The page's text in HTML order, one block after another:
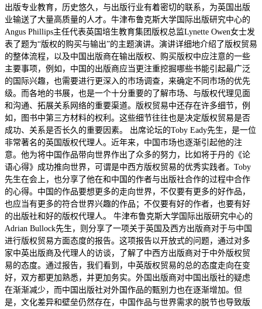
出版专业教育，历史悠久，与出版行业有着密切的联系，为英国出版
业输送了大量高质量的人才。牛津布鲁克斯大学国际出版研究中心的
Angus Phillips主任代表英国培生教育集团版权总监Lynette Owen女士发
表了题为“版权的购买与输出”的主题演讲。演讲详细地介绍了版权贸易
的整体流程，以及中国出版商在输出版权、购买版权中应注意的一些
主要事项，例如，中国的出版商应当更注重挖掘哪些书能引起最广泛
的国际兴趣，也需要进行更深入的市场调查，来确定不同市场的优先
级。而各地的书展，也是一个十分重要的了解市场、与版权代理见面
和沟通、拓展关系网络的重要渠道。版权贸易中还存在许多细节，例
如，图书中第三方材料的权利。这些细节往往也是决定版权贸易是否
成功、关系是否长久的重要因素。 出席论坛的Toby Eady先生，是一位
非常著名的英国版权代理人。近年来，中国市场也逐渐引起他的注
意。他为将中国作品带向世界作出了众多的努力，比如将于丹的《论
语心得》成功推向世界，可谓是中西方版权贸易的优秀实践者。Toby
先生在会上，也分享了他在和中国的作者与出版社合作的过程中合作
的心得。中国的作品要想更多的走向世界，不仅要有更多的好作品，
也应当有更多的符合世界兴趣的作品；不仅要有好的作者，也要有好
的出版社和好的版权代理人。 牛津布鲁克斯大学国际出版研究中心的
Adrian Bullock先生，则分享了一项关于英国及西方出版商对于与中国
进行版权贸易方面态度的报告。这项报告以开放式的问题，通过对多
家中英出版商及代理人的访谈，了解了中西方出版商对于中外版权贸
易的态度。通过报告，我们看到，中英版权贸易的总的态度走向在变
好，双方都更加熟悉，并更加务实。外国出版商对中国出版社的疑虑
在渐渐减少，而中国出版社对外国作品的甄别力也在逐渐增加。但
是，文化差异和壁垒仍然存在，中国作品与世界需求的脱节也导致版